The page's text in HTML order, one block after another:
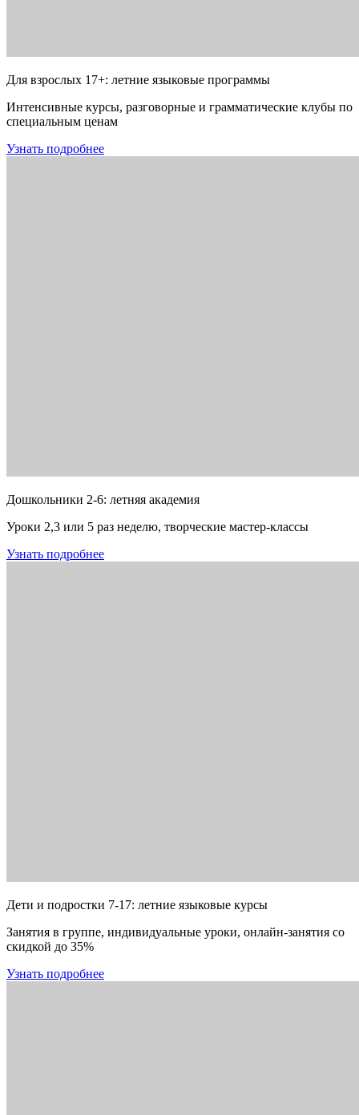
Для взрослых 17+: летние языковые программы
Интенсивные курсы, разговорные и грамматические клубы по
специальным ценам
Узнать подробнее
Дошкольники 2-6: летняя академия
Уроки 2,3 или 5 раз неделю, творческие мастер-классы
Узнать подробнее
Дети и подростки 7-17: летние языковые курсы
Занятия в группе, индивидуальные уроки, онлайн-занятия со
скидкой до 35%
Узнать подробнее